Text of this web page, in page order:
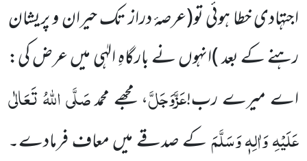
اجتہادی خطا ہوئی تو(عرصۂ دراز تک حیران و پریشان
رہنے کے بعد )انہوں نے بارگاہِ الہٰی میں عرض کی:
اے میرے رب!عَزَّوَجَلَّ، مجھے محمدصَلَّی اللہُ تَعَالٰی
عَلَیْہِ وَاٰلِہٖ وَسَلَّمَکے صدقے میں معاف فرمادے۔